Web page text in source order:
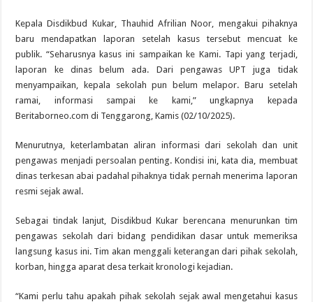
Kepala Disdikbud Kukar, Thauhid Afrilian Noor, mengakui pihaknya
baru mendapatkan laporan setelah kasus tersebut mencuat ke
publik. “Seharusnya kasus ini sampaikan ke Kami. Tapi yang terjadi,
laporan ke dinas belum ada. Dari pengawas UPT juga tidak
menyampaikan, kepala sekolah pun belum melapor. Baru setelah
ramai, informasi sampai ke kami,” ungkapnya kepada
Beritaborneo.com di Tenggarong, Kamis (02/10/2025).
Menurutnya, keterlambatan aliran informasi dari sekolah dan unit
pengawas menjadi persoalan penting. Kondisi ini, kata dia, membuat
dinas terkesan abai padahal pihaknya tidak pernah menerima laporan
resmi sejak awal.
Sebagai tindak lanjut, Disdikbud Kukar berencana menurunkan tim
pengawas sekolah dari bidang pendidikan dasar untuk memeriksa
langsung kasus ini. Tim akan menggali keterangan dari pihak sekolah,
korban, hingga aparat desa terkait kronologi kejadian.
“Kami perlu tahu apakah pihak sekolah sejak awal mengetahui kasus